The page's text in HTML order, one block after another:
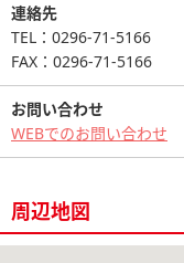
連絡先
TEL：0296-71-5166
FAX：0296-71-5166
お問い合わせ
WEBでのお問い合わせ
周辺地図